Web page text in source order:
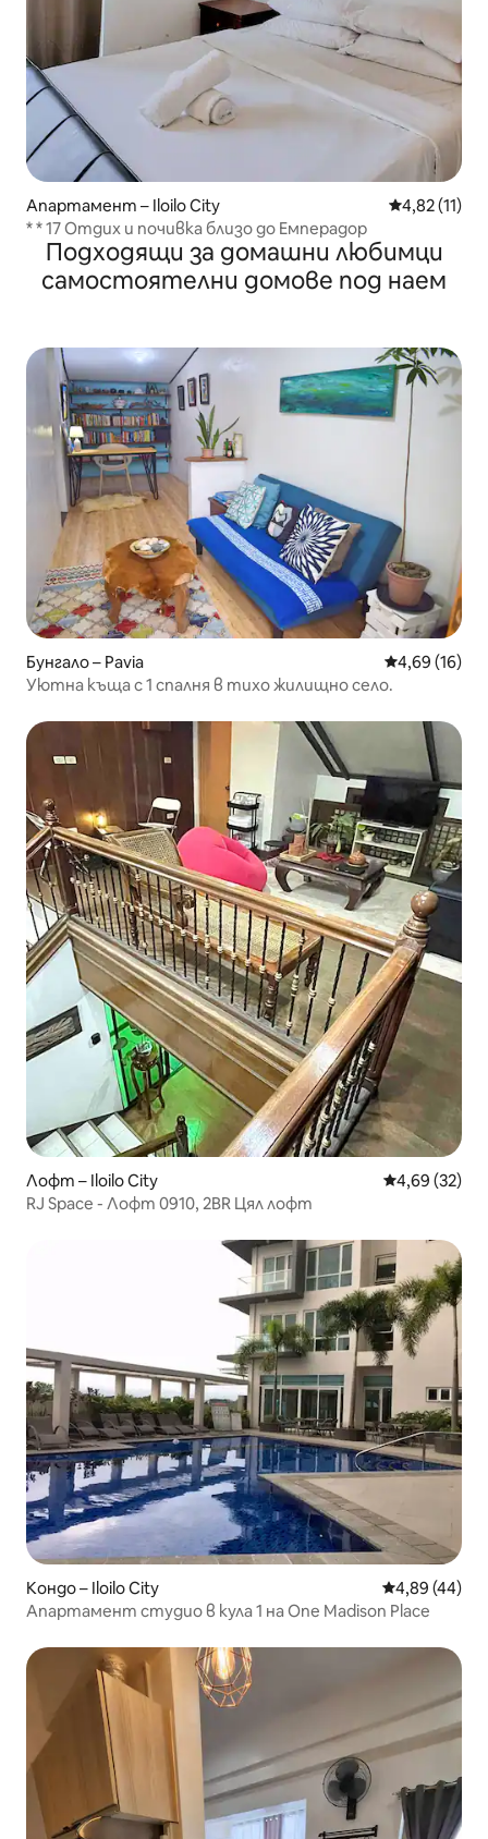
Апартамент – Iloilo City Средна
4,82 (11)
* * 17 Отдих и почивка близо до Емперадор
Подходящи за домашни любимци
самостоятелни домове под наем
Бунгало – Pavia Средна
4,69 (16)
Уютна къща с 1 спалня в тихо жилищно село.
Лофт – Iloilo City Средна
4,69 (32)
RJ Space - Лофт 0910, 2BR Цял лофт
Кондо – Iloilo City Средна
4,89 (44)
Апартамент студио в кула 1 на One Madison Place